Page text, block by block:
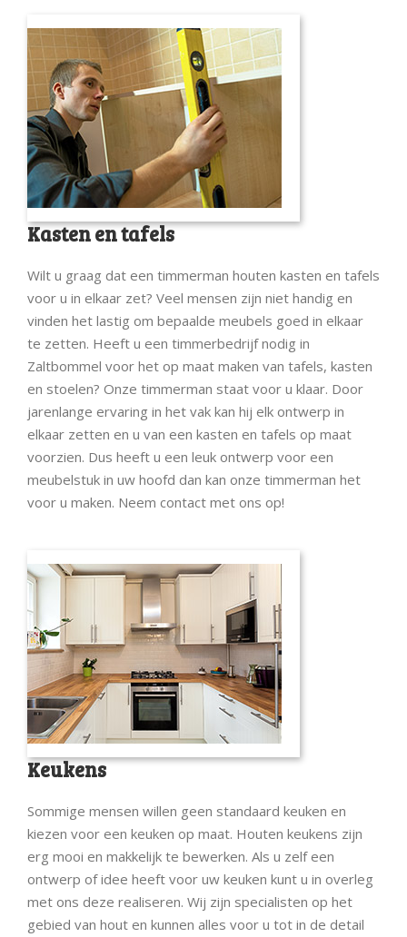
Kasten en tafels
Wilt u graag dat een timmerman houten kasten en tafels
voor u in elkaar zet? Veel mensen zijn niet handig en
vinden het lastig om bepaalde meubels goed in elkaar
te zetten. Heeft u een timmerbedrijf nodig in
Zaltbommel voor het op maat maken van tafels, kasten
en stoelen? Onze timmerman staat voor u klaar. Door
jarenlange ervaring in het vak kan hij elk ontwerp in
elkaar zetten en u van een kasten en tafels op maat
voorzien. Dus heeft u een leuk ontwerp voor een
meubelstuk in uw hoofd dan kan onze timmerman het
voor u maken. Neem contact met ons op!
Keukens
Sommige mensen willen geen standaard keuken en
kiezen voor een keuken op maat. Houten keukens zijn
erg mooi en makkelijk te bewerken. Als u zelf een
ontwerp of idee heeft voor uw keuken kunt u in overleg
met ons deze realiseren. Wij zijn specialisten op het
gebied van hout en kunnen alles voor u tot in de detail